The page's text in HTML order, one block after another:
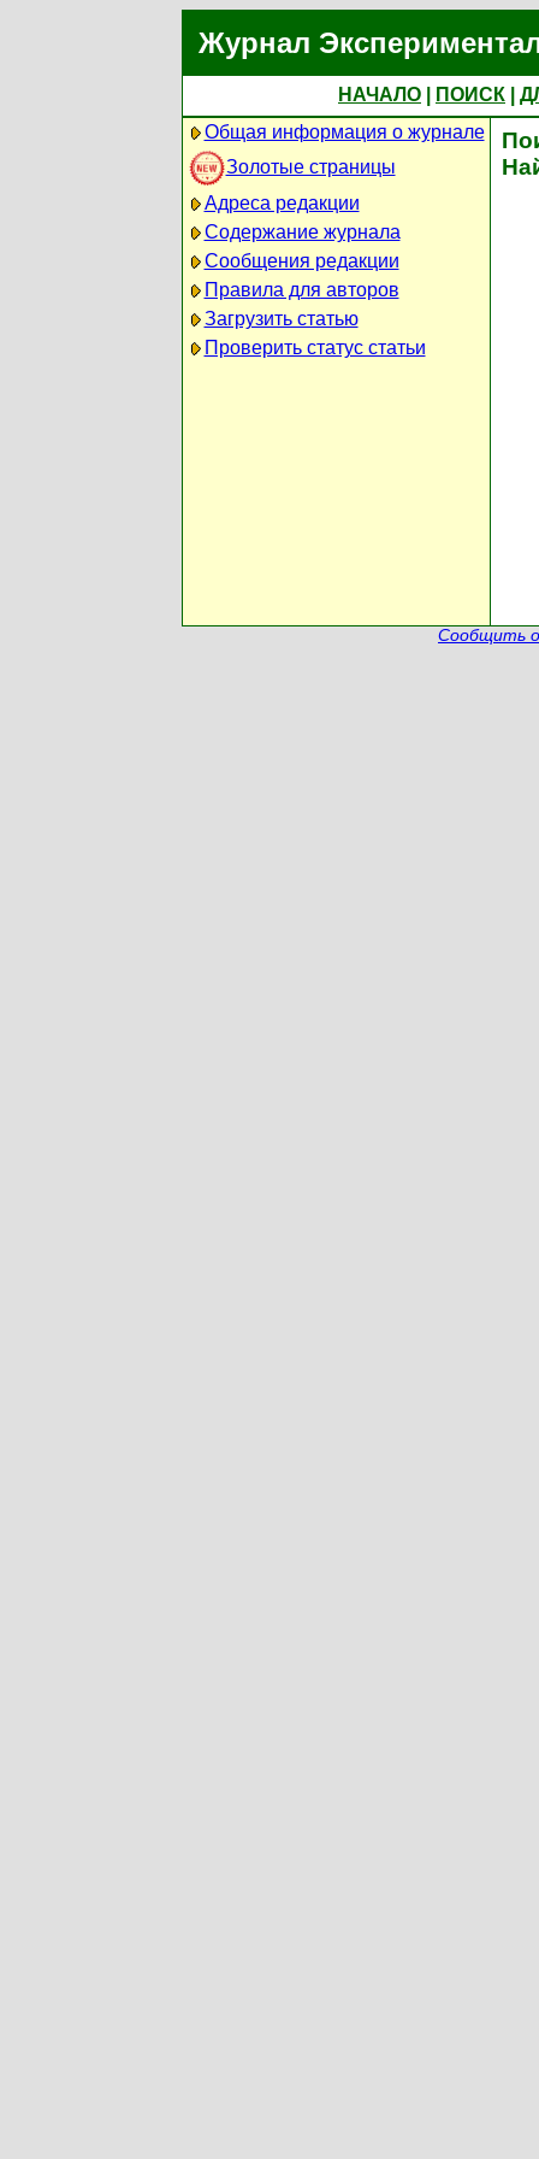
Журнал
НАЧАЛО ПОИСК
Общая информация о журнале
Золотые страницы
Адреса редакции
Содержание журнала
Сообщения редакции
Правила для авторов
Загрузить статью
Проверить статус статьи
Сообщить о